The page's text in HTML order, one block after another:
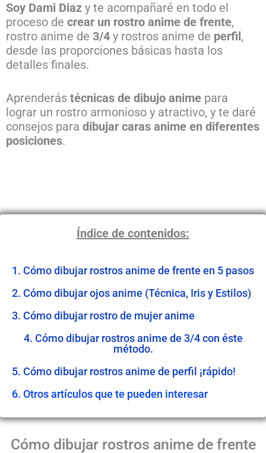
Soy Dami Diaz y te acompañaré en todo el
proceso de crear un rostro anime de frente,
rostro anime de 3/4 y rostros anime de perfil,
desde las proporciones básicas hasta los
detalles finales.
Aprenderás técnicas de dibujo anime para
lograr un rostro armonioso y atractivo, y te daré
consejos para dibujar caras anime en diferentes
posiciones.
Índice de contenidos:
1. Cómo dibujar rostros anime de frente en 5 pasos
2. Cómo dibujar ojos anime (Técnica, Iris y Estilos)
3. Cómo dibujar rostro de mujer anime
4. Cómo dibujar rostros anime de 3/4 con éste
método.
5. Cómo dibujar rostros anime de perfil ¡rápido!
6. Otros artículos que te pueden interesar
Cómo dibujar rostros anime de frente